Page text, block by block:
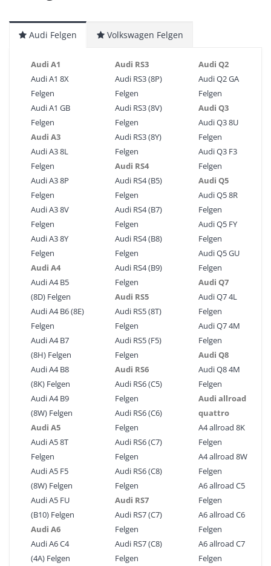
Audi Felgen Volkswagen Felgen
Audi A1
Audi A1 8X
Felgen
Audi A1 GB
Felgen
Audi A3
Audi A3 8L
Felgen
Audi A3 8P
Felgen
Audi A3 8V
Felgen
Audi A3 8Y
Felgen
Audi A4
Audi A4 B5
(8D) Felgen
Audi A4 B6 (8E)
Felgen
Audi A4 B7
(8H) Felgen
Audi A4 B8
(8K) Felgen
Audi A4 B9
(8W) Felgen
Audi A5
Audi A5 8T
Felgen
Audi A5 F5
(8W) Felgen
Audi A5 FU
(B10) Felgen
Audi A6
Audi A6 C4
(4A) Felgen
Audi RS3
Audi RS3 (8P)
Felgen
Audi RS3 (8V)
Felgen
Audi RS3 (8Y)
Felgen
Audi RS4
Audi RS4 (B5)
Felgen
Audi RS4 (B7)
Felgen
Audi RS4 (B8)
Felgen
Audi RS4 (B9)
Felgen
Audi RS5
Audi RS5 (8T)
Felgen
Audi RS5 (F5)
Felgen
Audi RS6
Audi RS6 (C5)
Felgen
Audi RS6 (C6)
Felgen
Audi RS6 (C7)
Felgen
Audi RS6 (C8)
Felgen
Audi RS7
Audi RS7 (C7)
Felgen
Audi RS7 (C8)
Felgen
Audi Q2
Audi Q2 GA
Felgen
Audi Q3
Audi Q3 8U
Felgen
Audi Q3 F3
Felgen
Audi Q5
Audi Q5 8R
Felgen
Audi Q5 FY
Felgen
Audi Q5 GU
Felgen
Audi Q7
Audi Q7 4L
Felgen
Audi Q7 4M
Felgen
Audi Q8
Audi Q8 4M
Felgen
Audi allroad
quattro
A4 allroad 8K
Felgen
A4 allroad 8W
Felgen
A6 allroad C5
Felgen
A6 allroad C6
Felgen
A6 allroad C7
Felgen